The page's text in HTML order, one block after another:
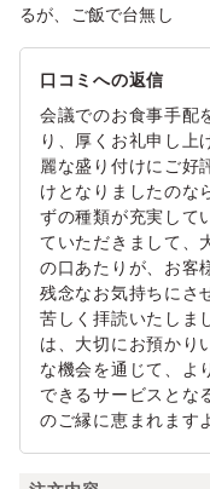
るが、ご飯で台無し
口コミへの返信
会議でのお食事手配
り、厚くお礼申し上
麗な盛り付けにご好
けとなりましたのな
ずの種類が充実して
ていただきまして、
の口あたりが、お客
残念なお気持ちにさ
苦しく拝読いたしま
は、大切にお預かり
な機会を通じて、よ
できるサービスとな
のご縁に恵まれます